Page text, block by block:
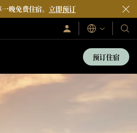
晚免费住宿。 立即预订
登
录/
语
言
我
们
的
酒
预订住宿